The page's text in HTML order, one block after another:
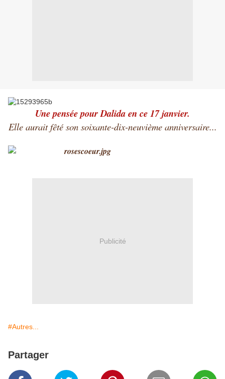
Une pensée pour Dalida en ce 17 janvier.
Elle aurait fêté son soixante-dix-neuvième anniversaire...
Publicité
#Autres...
Partager